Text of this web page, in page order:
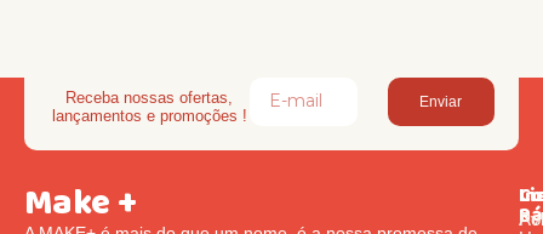
Receba nossas ofertas,
lançamentos e promoções !
Enviar
Make +
Av